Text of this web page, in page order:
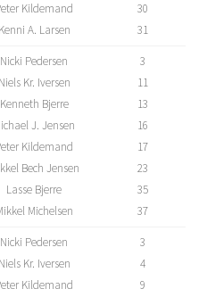
Kildemand
Kenni A. Larsen
30
31
Nicki Pedersen
Niels Kr. Iversen
Kenneth Bjerre
J. Jensen
Kildemand
Bech Jensen
Lasse Bjerre
Michelsen
3
11
13
16
17
23
35
37
Nicki Pedersen
Niels Kr. Iversen
Kildemand
3
4
9